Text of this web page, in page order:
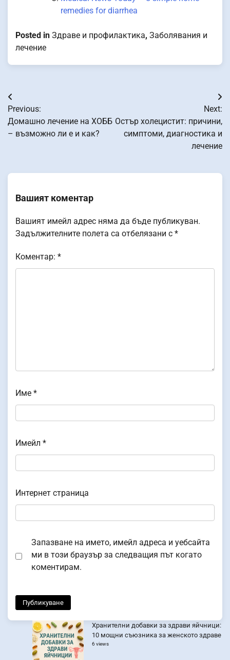
remedies for diarrhea
Posted in Здраве и профилактика, Заболявания и
лечение
Навигация
Previous:
Домашно лечение на ХОББ
– възможно ли е и как?
Next:
Остър холецистит: причини,
симптоми, диагностика и
лечение
Вашият коментар
Вашият имейл адрес няма да бъде публикуван.
Задължителните полета са отбелязани с *
Коментар: *
Име *
Имейл *
Интернет страница
Запазване на името, имейл адреса и уебсайта
ми в този браузър за следващия път когато
коментирам.
Хранителни добавки за здрави яйчници:
10 мощни съюзника за женското здраве
6 views